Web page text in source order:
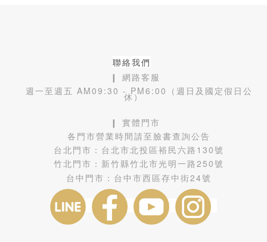
聯絡我們
❙ 網路客服
週一至週五 AM09:30 - PM6:00（週日及國定假日公
休）
❙ 實體門市
各門市營業時間請至臉書查詢公告
台北門市： 台北市北投區裕民六路130號
竹北門市： 新竹縣竹北市光明一路250號
台中門市： 台中市西區存中街24號